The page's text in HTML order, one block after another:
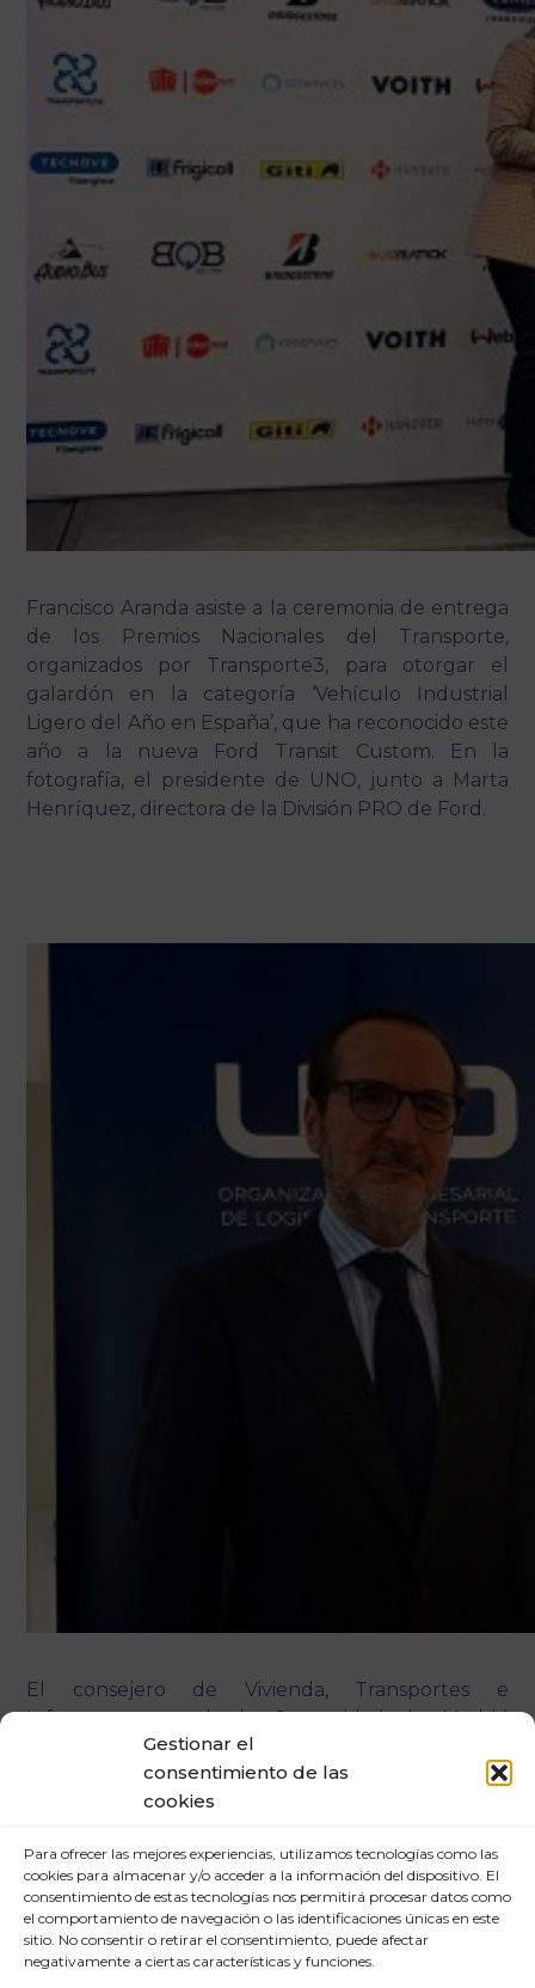
Gestionar el
consentimiento de las
cookies
Para ofrecer las mejores experiencias, utilizamos tecnologías como las
cookies para almacenar y/o acceder a la información del dispositivo. El
consentimiento de estas tecnologías nos permitirá procesar datos como
el comportamiento de navegación o las identificaciones únicas en este
sitio. No consentir o retirar el consentimiento, puede afectar
negativamente a ciertas características y funciones.
Francisco Aranda asiste a la ceremonia de entrega
de los Premios Nacionales del Transporte,
organizados por Transporte3, para otorgar el
galardón en la categoría ‘Vehículo Industrial
Ligero del Año en España’, que ha reconocido este
año a la nueva Ford Transit Custom. En la
fotografía, el presidente de UNO, junto a Marta
Henríquez, directora de la División PRO de Ford.
El consejero de Vivienda, Transportes e
Infraestructuras de la Comunidad de Madrid
preside, junto a Francisco Aranda, el desayuno de
trabajo organizado por la patronal con motivo del
Día Mundial de la Logística. Durante la reunión,
se abordaron las principales demandas del sector
en materia de logística, transporte, movilidad
inteligente, digitalización o internacionalización.